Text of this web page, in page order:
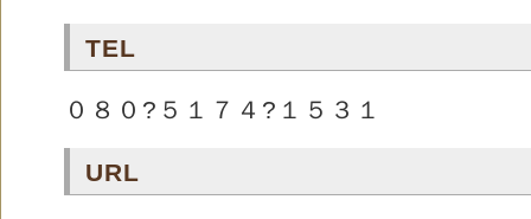
TEL
０８０?５１７４?１５３１
URL